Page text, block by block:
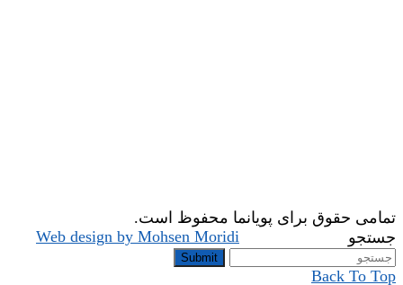
تمامی حقوق برای پویانما محفوظ است.
Web design by Mohsen Moridi
جستجو
Submit
Back To Top